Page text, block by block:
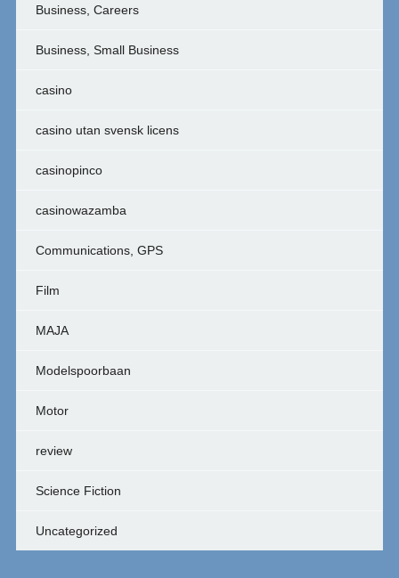
Business, Careers
Business, Small Business
casino
casino utan svensk licens
casinopinco
casinowazamba
Communications, GPS
Film
MAJA
Modelspoorbaan
Motor
review
Science Fiction
Uncategorized